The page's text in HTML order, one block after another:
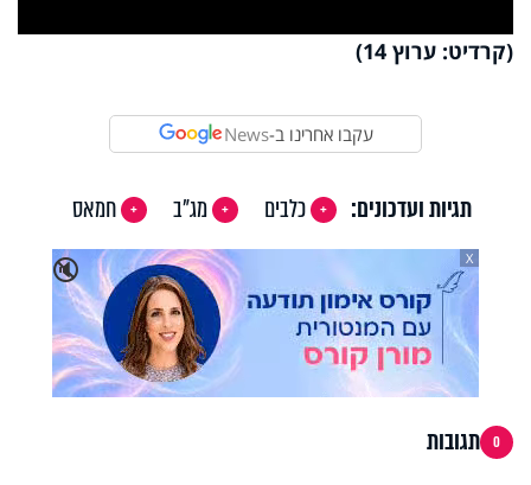
Video
(קרדיט: ערוץ 14)
עקבו אחרינו ב-News
תגיות ועדכונים: כלבים מג"ב
חמאס
🔇
X
0 תגובות